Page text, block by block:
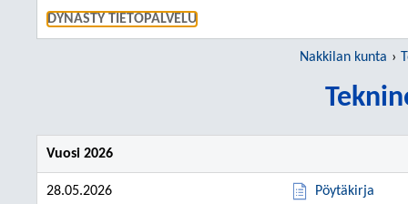
DYNASTY TIETOPALVELU
Nakkilan kunta
Vuosi 2026
28.05.2026 Pöytäkirja